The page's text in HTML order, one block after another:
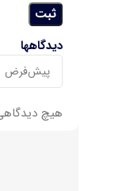
دیدگاهها
هیچ